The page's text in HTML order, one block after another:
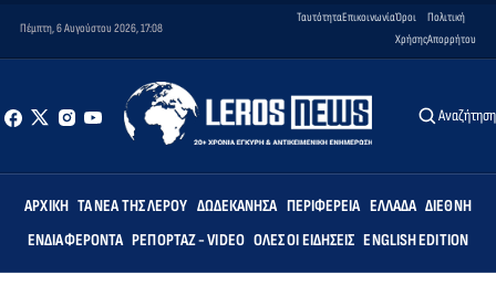
Πέμπτη, 6 Αυγούστου 2026, 17:08
ΤαυτότηταΕπικοινωνίαΌροι
Χρήσης
Πολιτική
Απορρήτου
Αναζήτηση
ΑΡΧΙΚΉ ΤΑ ΝΈΑ ΤΗΣ ΛΈΡΟΥ ΔΩΔΕΚΆΝΗΣΑ ΠΕΡΙΦΈΡΕΙΑ ΕΛΛΆΔΑ ΔΙΕΘΝΉ
ΕΝΔΙΑΦΈΡΟΝΤΑ ΡΕΠΟΡΤΆΖ - VIDEO ΌΛΕΣ ΟΙ ΕΙΔΉΣΕΙΣ ENGLISH EDITION